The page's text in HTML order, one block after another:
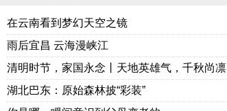
在云南看到梦幻天空之镜
雨后宜昌 云海漫峡江
清明时节，家国永念丨天地英雄气，千秋尚凛
湖北巴东：原始森林披“彩装”